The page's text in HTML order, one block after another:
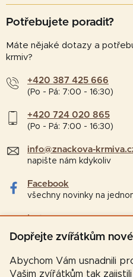
Dopřejte zvířátkům
Abychom Vám usnadnili
Vašim zvířátkům tak
Potřebujete poradit?
Máte nějaké dotazy a
krmiv?
+420 387 425 666
(Po - Pá: 7:00 - 16:30)
+420 724 020 865
(Po - Pá: 7:00 - 16:30)
info@znackova-
napište nám kdykoliv
Facebook
všechny novinky na
Instagram
tipy a zajímavosti pro